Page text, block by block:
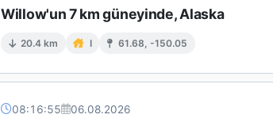
Willow'un 7 km güneyinde, Alaska
20.4 km I 61.68, -150.05
08:16:55 06.08.2026